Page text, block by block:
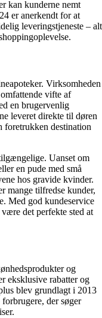
kan kunderne nemt
er anerkendt for at
leveringstjeneste – alt
Virksomheden
vifte af
en brugervenlig
leveret direkte til døren
foretrukken destination
Uanset om
en pude med små
hos gravide kvinder.
mange tilfredse kunder,
Med god kundeservice
det perfekte sted at
og
eksklusive rabatter og
blev grundlagt i 2013
der søger